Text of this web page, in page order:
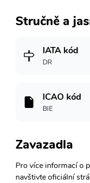
Stručně a
IATA kód
DR
ICAO kód
BIE
Zavazadla
Pro více informací o
navštivte oficiální